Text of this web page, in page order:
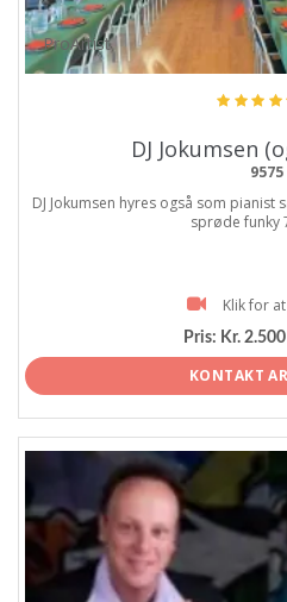
ProArtist
DJ Jokumsen
9575
DJ Jokumsen hyres også som
sprøde funky
Klik for
Pris: Kr.
KONTAKT